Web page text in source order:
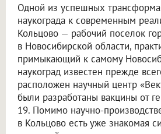
Одной из успешных
наукограда к современным
Кольцово — рабочий поселок
в Новосибирской области,
примыкающий к самому
наукоград известен прежде
расположен научный центр
были разработаны вакцины от
19. Помимо научно-
в Кольцово есть уже знакомая